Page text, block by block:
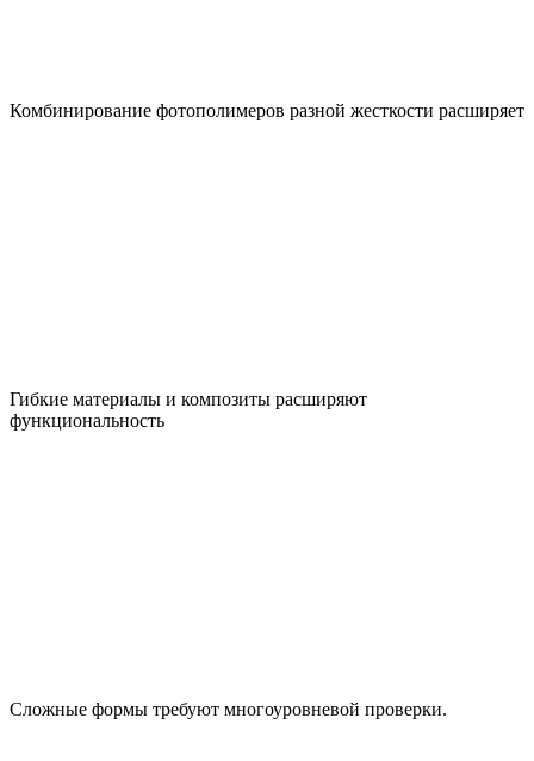
Комбинирование фотополимеров разной жесткости расширяет
Гибкие материалы и композиты расширяют
функциональность
Сложные формы требуют многоуровневой проверки.